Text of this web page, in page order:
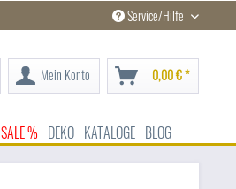
Service/Hilfe
Mein Konto 0,00 € *
SALE % DEKO KATALOGE BLOG